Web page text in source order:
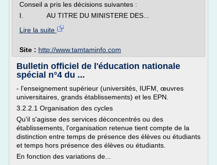
Conseil a pris les décisions suivantes :
I. AU TITRE DU MINISTERE DES...
Lire la suite
Site : http://www.tamtaminfo.com
Bulletin officiel de l'éducation nationale
spécial n°4 du ...
- l'enseignement supérieur (universités, IUFM, œuvres
universitaires, grands établissements) et les EPN.
3.2.2.1 Organisation des cycles
Qu'il s'agisse des services déconcentrés ou des
établissements, l'organisation retenue tient compte de la
distinction entre temps de présence des élèves ou étudiants
et temps hors présence des élèves ou étudiants.
En fonction des variations de...